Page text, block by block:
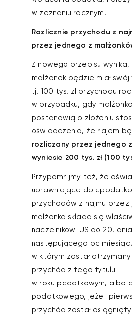
w zeznaniu rocznym.
Rozlicznie przychodu z
przez jednego z
Z nowego przepisu wynika,
małżonek będzie miał swój
tj. 100 tys. zł przychodu
w przypadku, gdy
postanowią o złożeniu
oświadczenia, że najem
rozliczany przez jednego
wyniesie 200 tys. zł (100
Przypomnijmy też, że
uprawniające do
przychodów z najmu przez
małżonka składa się
naczelnikowi US do 20.
następującego po
w którym został
przychód z tego tytułu
w roku podatkowym, albo
podatkowego, jeżeli
przychód został osiągnięty